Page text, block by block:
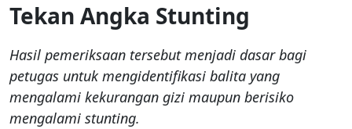
Tekan Angka Stunting
Hasil pemeriksaan tersebut menjadi dasar bagi
petugas untuk mengidentifikasi balita yang
mengalami kekurangan gizi maupun berisiko
mengalami stunting.